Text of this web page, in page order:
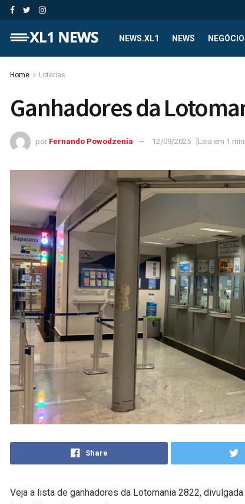
NEWS.XL1 NEWS
Home Loterias
Ganhadores da
por Fernando Powodzenia 12/09/2025 [Leia em 1
Share
Veja a lista de ganhadores da Lotomania 2822,